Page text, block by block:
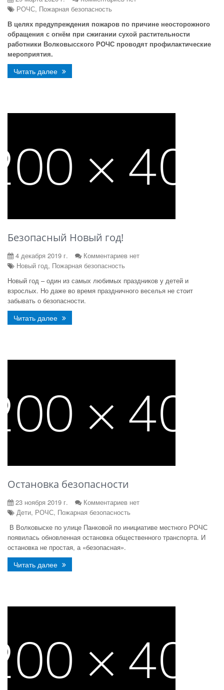
РОЧС, Пожарная безопасность
В целях предупреждения пожаров по причине неосторожного
обращения с огнём при сжигании сухой растительности
работники Волковысского РОЧС проводят профилактические
мероприятия.
Читать далее
Безопасный Новый год!
4 декабря 2019 г.
Комментариев нет
Новый год, Пожарная безопасность
Новый год – один из самых любимых праздников у детей и
взрослых. Но даже во время праздничного веселья не стоит
забывать о безопасности.
Читать далее
Остановка безопасности
23 ноября 2019 г.
Комментариев нет
Дети, РОЧС, Пожарная безопасность
В Волковыске по улице Панковой по инициативе местного РОЧС
появилась обновленная остановка общественного транспорта. И
остановка не простая, а «безопасная».
Читать далее